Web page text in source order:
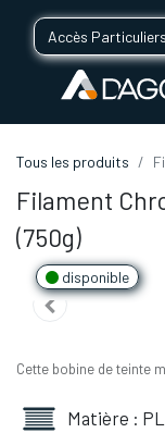
Accès Particuliers
Tous les produits
Filament
(750g)
disponible
Cette bobine de teinte
Matière :